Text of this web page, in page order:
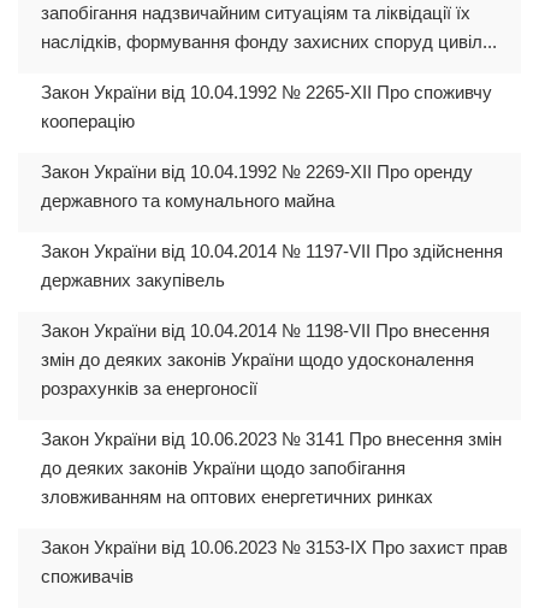
запобігання надзвичайним ситуаціям та ліквідації їх
наслідків, формування фонду захисних споруд цивіл...
Закон України від 10.04.1992 № 2265-XII Про споживчу
кооперацію
Закон України від 10.04.1992 № 2269-XII Про оренду
державного та комунального майна
Закон України від 10.04.2014 № 1197-VII Про здійснення
державних закупівель
Закон України від 10.04.2014 № 1198-VII Про внесення
змін до деяких законів України щодо удосконалення
розрахунків за енергоносії
Закон України від 10.06.2023 № 3141 Про внесення змін
до деяких законів України щодо запобігання
зловживанням на оптових енергетичних ринках
Закон України від 10.06.2023 № 3153-IX Про захист прав
споживачів